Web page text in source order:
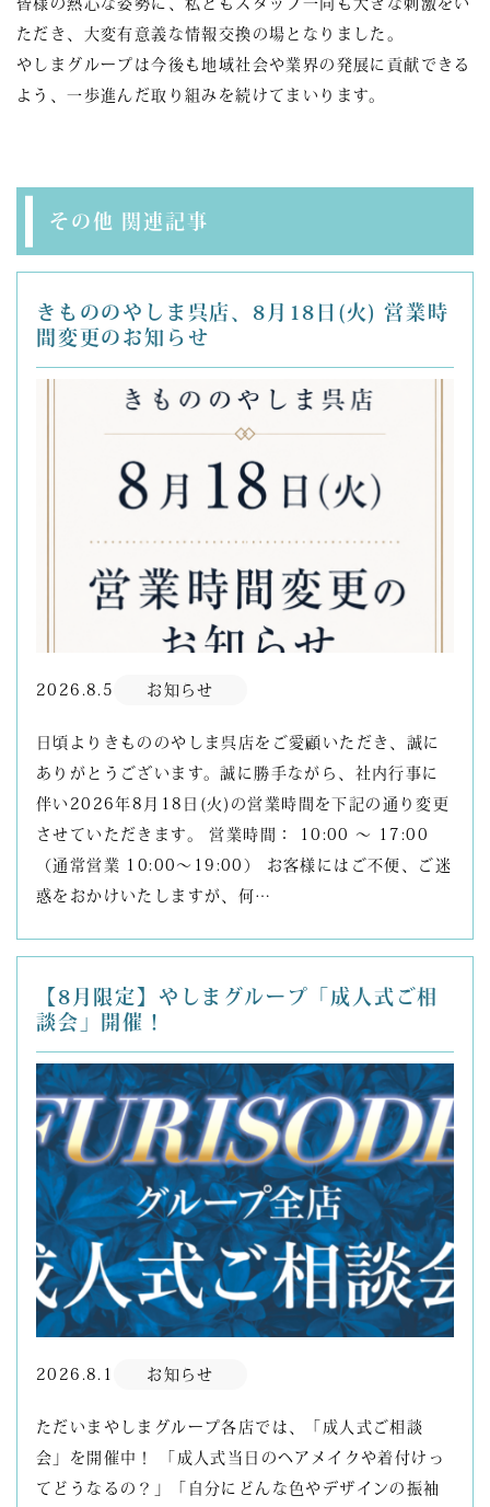
皆様の熱心な姿勢に、私どもスタッフ一同も大きな刺激をい
ただき、大変有意義な情報交換の場となりました。
やしまグループは今後も地域社会や業界の発展に貢献できる
よう、一歩進んだ取り組みを続けてまいります。
その他 関連記事
きもののやしま呉店、8月18日(火) 営業時
間変更のお知らせ
2026.8.5 お知らせ
日頃よりきもののやしま呉店をご愛顧いただき、誠に
ありがとうございます。誠に勝手ながら、社内行事に
伴い2026年8月18日(火)の営業時間を下記の通り変更
させていただきます。 営業時間： 10:00 ～ 17:00
（通常営業 10:00～19:00） お客様にはご不便、ご迷
惑をおかけいたしますが、何…
【8月限定】やしまグループ「成人式ご相
談会」開催！
2026.8.1 お知らせ
ただいまやしまグループ各店では、「成人式ご相談
会」を開催中！ 「成人式当日のヘアメイクや着付けっ
てどうなるの？」「自分にどんな色やデザインの振袖